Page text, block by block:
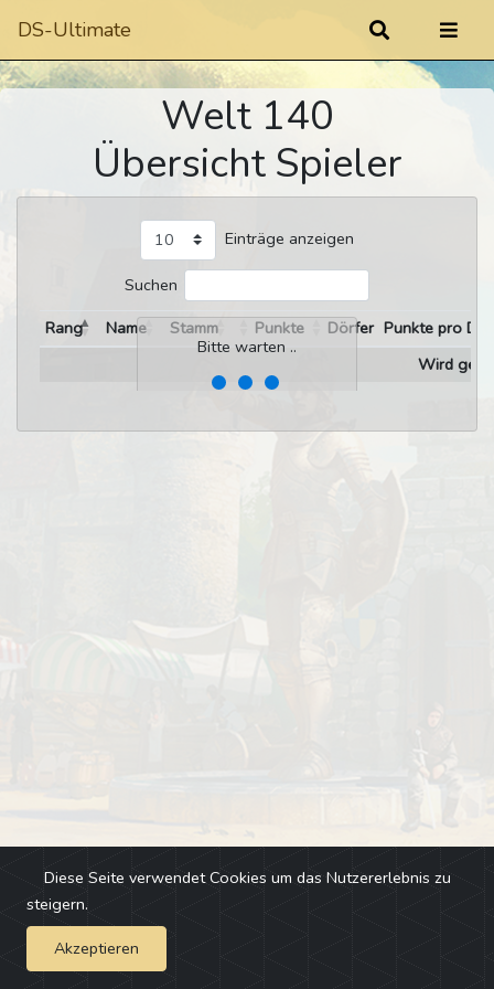
DS-Ultimate
Welt 140
Übersicht Spieler
Einträge anzeigen
Suchen
Bitte warten ..
Rang Name Stamm Punkte Dörfer Punkte pro
Wird
Impressum - Changelog
Diese Seite verwendet Cookies um das Nutzererlebnis zu
steigern.
Akzeptieren